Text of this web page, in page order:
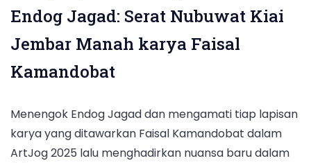
Endog Jagad: Serat Nubuwat Kiai
Jembar Manah karya Faisal
Kamandobat
Menengok Endog Jagad dan mengamati tiap lapisan
karya yang ditawarkan Faisal Kamandobat dalam
ArtJog 2025 lalu menghadirkan nuansa baru dalam